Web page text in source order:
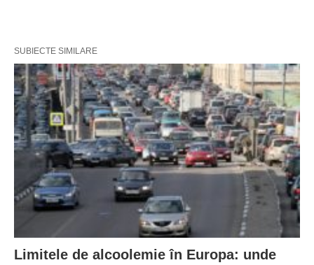
SUBIECTE SIMILARE
Limitele de alcoolemie în Europa: unde